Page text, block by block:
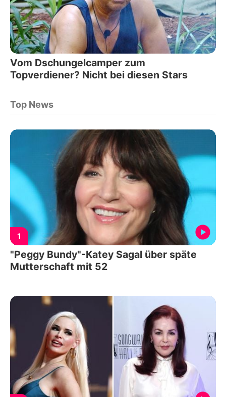
Vom Dschungelcamper zum
Topverdiener? Nicht bei diesen Stars
Top News
1
"Peggy Bundy"-Katey Sagal über späte
Mutterschaft mit 52